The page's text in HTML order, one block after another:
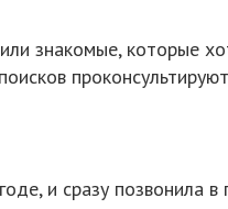
знакомые, которые
и сразу позвонила в